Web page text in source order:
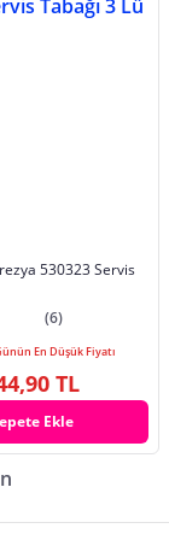
530323 Servis
(6)
En Düşük Fiyatı
TL
Ekle